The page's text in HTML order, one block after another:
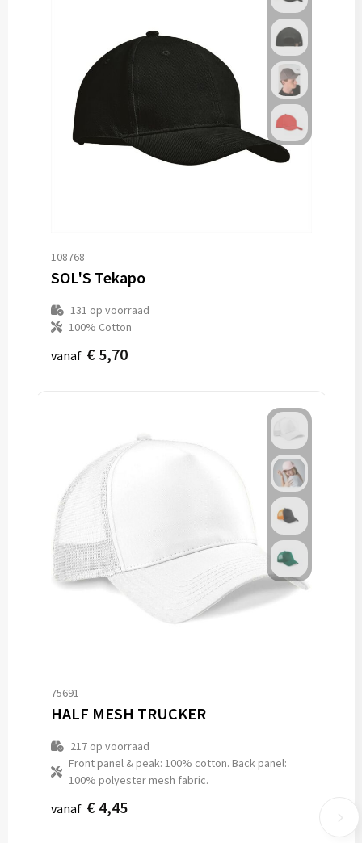
108768
SOL'S Tekapo
131 op voorraad
100% Cotton
vanaf € 5,70
75691
HALF MESH TRUCKER
217op voorraad
Front panel & peak: 100% cotton. Back panel:
100% polyester mesh fabric.
vanaf € 4,45